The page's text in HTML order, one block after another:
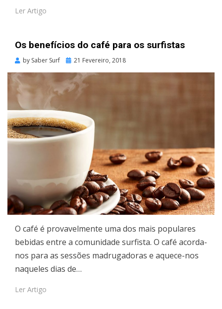
Ler Artigo
Os benefícios do café para os surfistas
by Saber Surf
Posted
21 Fevereiro, 2018
O café é provavelmente uma dos mais populares
bebidas entre a comunidade surfista. O café acorda-
nos para as sessões madrugadoras e aquece-nos
naqueles dias de…
Ler Artigo